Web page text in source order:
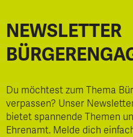
NEWSLETTER
Du möchtest zum Thema
verpassen? Unser
bietet spannende Themen
Ehrenamt. Melde dich